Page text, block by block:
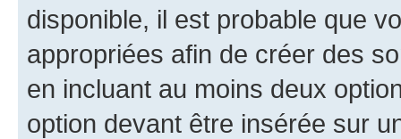
disponible, il est probable que
appropriées afin de créer des
en incluant au moins deux
option devant être insérée sur